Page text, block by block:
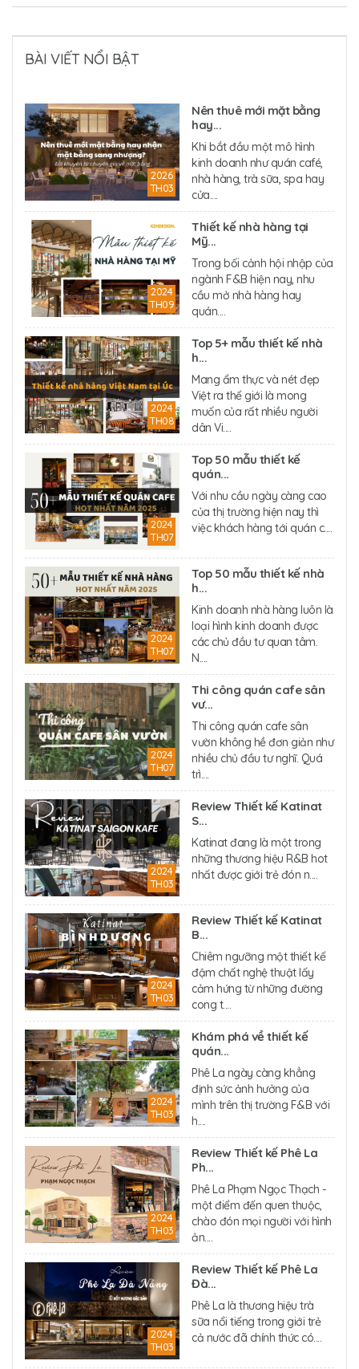
BÀI VIẾT NỔI BẬT
2026
TH03
Nên thuê mới mặt bằng
hay...
Khi bắt đầu một mô hình
kinh doanh như quán café,
nhà hàng, trà sữa, spa hay
cửa....
2024
TH09
Thiết kế nhà hàng tại
Mỹ...
Trong bối cảnh hội nhập của
ngành F&B hiện nay, nhu
cầu mở nhà hàng hay
quán....
2024
TH08
Top 5+ mẫu thiết kế nhà
h...
Mang ẩm thực và nét đẹp
Việt ra thế giới là mong
muốn của rất nhiều người
dân Vi....
2024
TH07
Top 50 mẫu thiết kế
quán...
Với nhu cầu ngày càng cao
của thị trường hiện nay thì
việc khách hàng tới quán c....
2024
TH07
Top 50 mẫu thiết kế nhà
h...
Kinh doanh nhà hàng luôn là
loại hình kinh doanh được
các chủ đầu tư quan tâm.
N....
2024
TH07
Thi công quán cafe sân
vư...
Thi công quán cafe sân
vườn không hề đơn giản như
nhiều chủ đầu tư nghĩ. Quá
trì....
2024
TH03
Review Thiết kế Katinat
S...
Katinat đang là một trong
những thương hiệu R&B hot
nhất được giới trẻ đón n....
2024
TH03
Review Thiết kế Katinat
B...
Chiêm ngưỡng một thiết kế
đậm chất nghệ thuật lấy
cảm hứng từ những đường
cong t....
2024
TH03
Khám phá về thiết kế
quán...
Phê La ngày càng khẳng
định sức ảnh hưởng của
mình trên thị trường F&B với
h....
2024
TH03
Review Thiết kế Phê La
Ph...
Phê La Phạm Ngọc Thạch -
một điểm đến quen thuộc,
chào đón mọi người với hình
ản....
2024
TH03
Review Thiết kế Phê La
Đà...
Phê La là thương hiệu trà
sữa nổi tiếng trong giới trẻ
cả nước đã chính thức có....